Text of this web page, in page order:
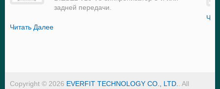
задней передачи.
Читать Далее
Copyright © 2026 EVERFIT TECHNOLOGY CO., LTD.. All